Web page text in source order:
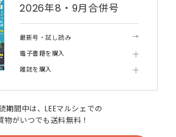
2026年8・9月合併号
最新号・試し読み
電子書籍を購入
雑誌を購入
期間中は、LEEマルシェでの
物がいつでも送料無料！